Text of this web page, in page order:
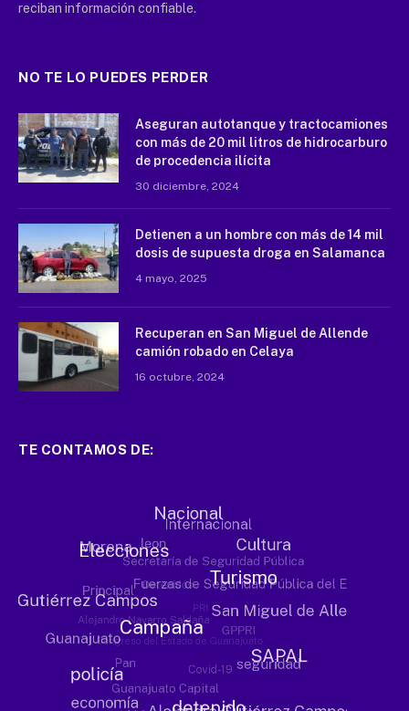
reciban información confiable.
NO TE LO PUEDES PERDER
Aseguran autotanque y tractocamiones
con más de 20 mil litros de hidrocarburo
de procedencia ilícita
30 diciembre, 2024
Detienen a un hombre con más de 14 mil
dosis de supuesta droga en Salamanca
4 mayo, 2025
Recuperan en San Miguel de Allende
camión robado en Celaya
16 octubre, 2024
TE CONTAMOS DE: